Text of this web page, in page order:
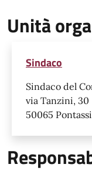
Unità
Sindaco
Sindaco del
via Tanzini, 30
50065